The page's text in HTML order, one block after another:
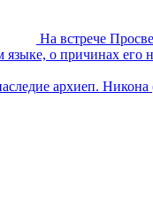
На встрече
о причинах его
архиеп.